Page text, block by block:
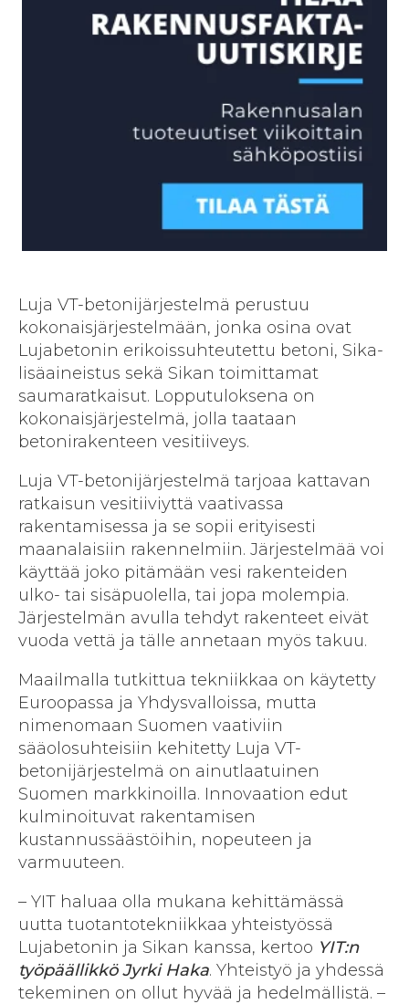
Luja VT-betonijärjestelmä perustuu
kokonaisjärjestelmään, jonka osina ovat
Lujabetonin erikoissuhteutettu betoni, Sika-
lisäaineistus sekä Sikan toimittamat
saumaratkaisut. Lopputuloksena on
kokonaisjärjestelmä, jolla taataan
betonirakenteen vesitiiveys.
Luja VT-betonijärjestelmä tarjoaa kattavan
ratkaisun vesitiiviyttä vaativassa
rakentamisessa ja se sopii erityisesti
maanalaisiin rakennelmiin. Järjestelmää voi
käyttää joko pitämään vesi rakenteiden
ulko- tai sisäpuolella, tai jopa molempia.
Järjestelmän avulla tehdyt rakenteet eivät
vuoda vettä ja tälle annetaan myös takuu.
Maailmalla tutkittua tekniikkaa on käytetty
Euroopassa ja Yhdysvalloissa, mutta
nimenomaan Suomen vaativiin
sääolosuhteisiin kehitetty Luja VT-
betonijärjestelmä on ainutlaatuinen
Suomen markkinoilla. Innovaation edut
kulminoituvat rakentamisen
kustannussäästöihin, nopeuteen ja
varmuuteen.
– YIT haluaa olla mukana kehittämässä
uutta tuotantotekniikkaa yhteistyössä
Lujabetonin ja Sikan kanssa, kertoo YIT:n
työpäällikkö Jyrki Haka. Yhteistyö ja yhdessä
tekeminen on ollut hyvää ja hedelmällistä. –